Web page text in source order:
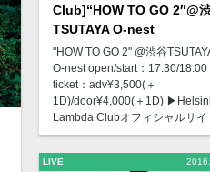
Club]“HOW TO GO 2″@
TSUTAYA O-nest
"HOW TO GO 2" @渋谷
O-nest open/start：17:30/18:00
ticket：adv¥3,500(＋
1D)/door¥4,000(＋1D)
Lambda Clubオフィシャルサイ
LIVE